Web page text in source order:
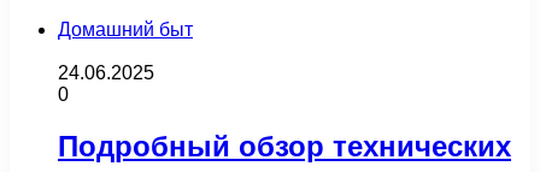
Домашний быт
24.06.2025
0
Подробный обзор технических